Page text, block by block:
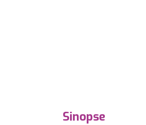
Sinopse